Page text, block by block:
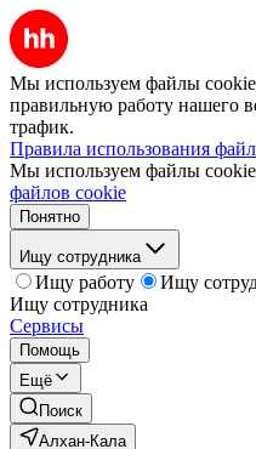
Мы используем файлы
правильную работу нашего
трафик.
Правила использования
Мы используем файлы
файлов cookie
Понятно
Ищу сотрудника
Ищу работу
Ищу
Ищу сотрудника
Сервисы
Помощь
Ещё
Поиск
Алхан-Кала